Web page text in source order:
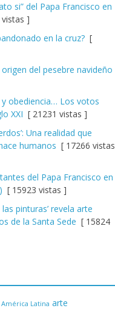
si” del Papa Francisco en
]
en la cruz? [
del pesebre navideño
obediencia… Los votos
XXI [ 21231 vistas ]
Una realidad que
humanos [ 17266 vistas
del Papa Francisco en
[ 15923 vistas ]
pinturas’ revela arte
de la Santa Sede [ 15824
América Latina arte